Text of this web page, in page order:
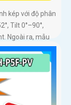
kép với độ phân
Tilt 0°–90°,
Ngoài ra, mẫu
hỗ trợ thẻ nhớ tối